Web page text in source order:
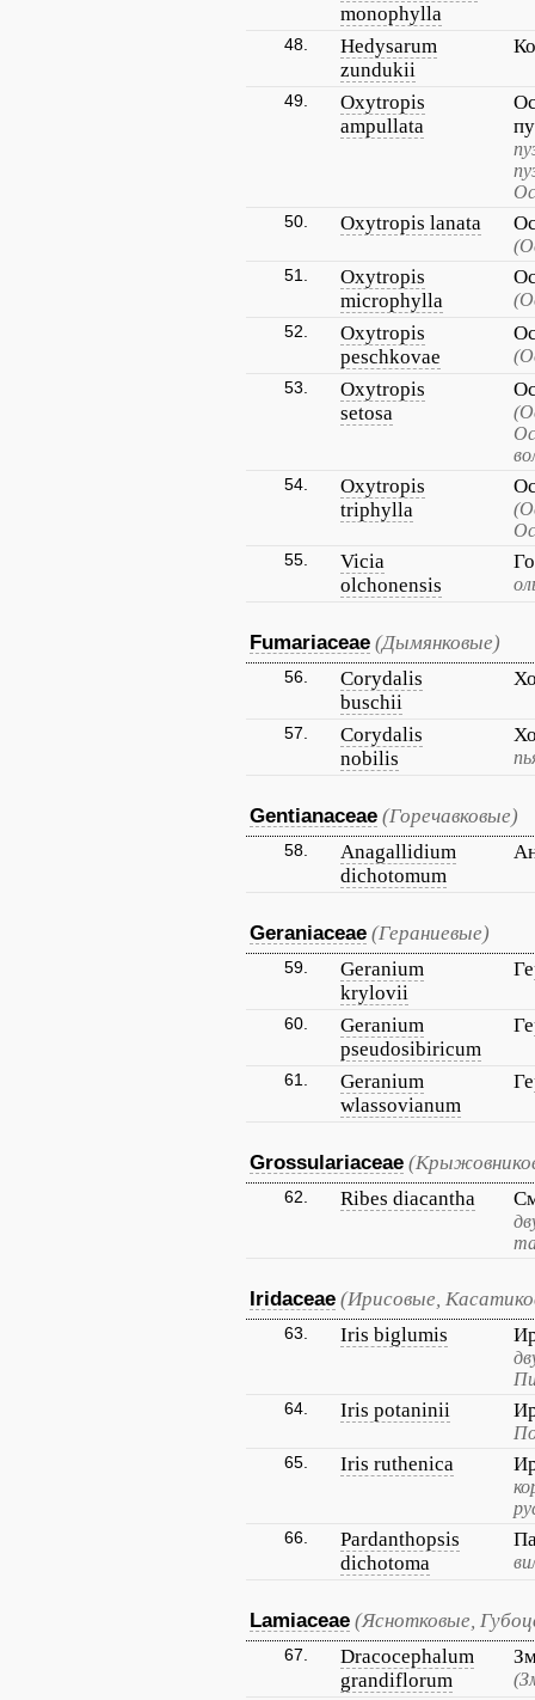
monophylla
48.
Hedysarum
zundukii
49.
Oxytropis
ampullata
50. Oxytropis lanata
51.
Oxytropis
microphylla
52.
Oxytropis
peschkovae
53.
Oxytropis
setosa
54.
Oxytropis
triphylla
55.
Vicia
olchonensis
Fumariaceae (Дымянковые)
56.
Corydalis
buschii
57.
Corydalis
nobilis
Gentianaceae (Горечавковые)
58.
Anagallidium
dichotomum
Geraniaceae (Гераниевые)
59.
Geranium
krylovii
60.
Geranium
pseudosibiricum
61.
Geranium
wlassovianum
Grossulariaceae
62. Ribes diacantha
Iridaceae (Ирисовые,
63. Iris biglumis
64. Iris potaninii
65. Iris ruthenica
66.
Pardanthopsis
dichotoma
Lamiaceae (Яснотковые,
67.
Dracocephalum
grandiflorum